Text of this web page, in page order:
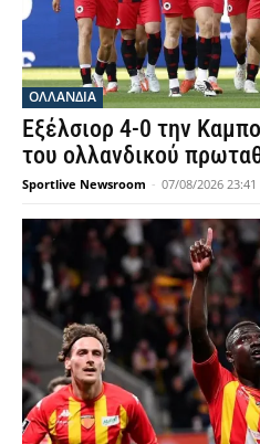
OΛΛΑΝΔΊΑ
Εξέλσιορ 4-0 την
του ολλανδικού
Sportlive Newsroom - 07/08/2026 23:41